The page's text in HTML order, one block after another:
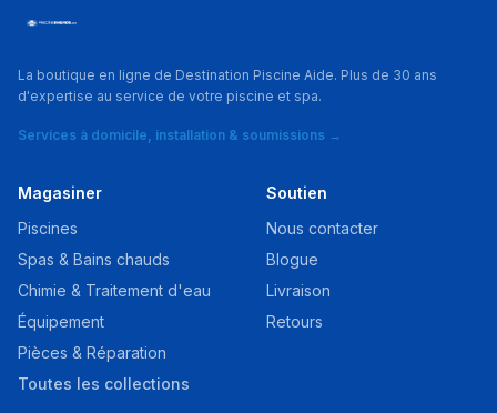
La boutique en ligne de Destination Piscine Aide. Plus de 30 ans
d'expertise au service de votre piscine et spa.
Services à domicile, installation & soumissions →
Magasiner
Piscines
Spas & Bains chauds
Chimie & Traitement d'eau
Équipement
Pièces & Réparation
Toutes les collections
Soutien
Nous contacter
Blogue
Livraison
Retours